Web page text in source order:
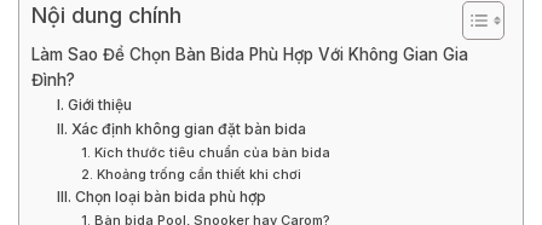
Nội dung chính
Làm Sao Để Chọn Bàn Bida Phù Hợp Với Không Gian Gia
Đình?
I. Giới thiệu
II. Xác định không gian đặt bàn bida
1. Kích thước tiêu chuẩn của bàn bida
2. Khoảng trống cần thiết khi chơi
III. Chọn loại bàn bida phù hợp
1. Bàn bida Pool, Snooker hay Carom?